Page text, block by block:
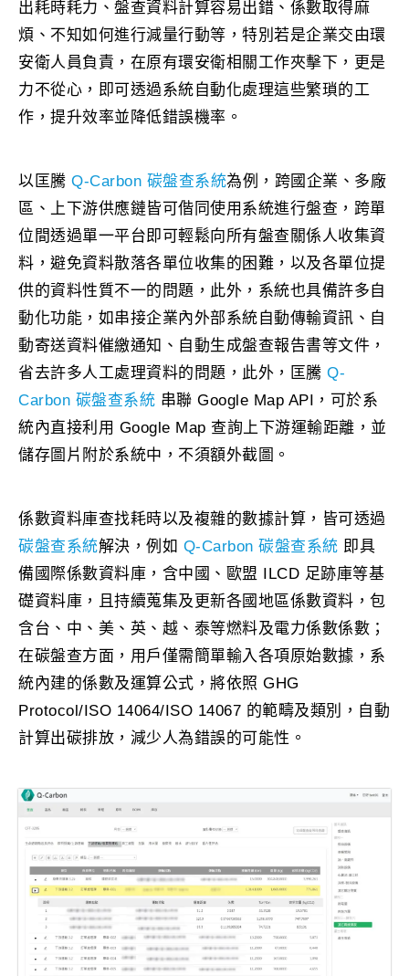
出耗時耗力、盤查資料計算容易出錯、係數取得麻
煩、不知如何進行減量行動等，特別若是企業交由環
安衛人員負責，在原有環安衛相關工作夾擊下，更是
力不從心，即可透過系統自動化處理這些繁瑣的工
作，提升效率並降低錯誤機率。
以匡騰 Q-Carbon 碳盤查系統為例，跨國企業、多廠
區、上下游供應鏈皆可偕同使用系統進行盤查，跨單
位間透過單一平台即可輕鬆向所有盤查關係人收集資
料，避免資料散落各單位收集的困難，以及各單位提
供的資料性質不一的問題，此外，系統也具備許多自
動化功能，如串接企業內外部系統自動傳輸資訊、自
動寄送資料催繳通知、自動生成盤查報告書等文件，
省去許多人工處理資料的問題，此外，匡騰 Q-
Carbon 碳盤查系統 串聯 Google Map API，可於系
統內直接利用 Google Map 查詢上下游運輸距離，並
儲存圖片附於系統中，不須額外截圖。
係數資料庫查找耗時以及複雜的數據計算，皆可透過
碳盤查系統解決，例如 Q-Carbon 碳盤查系統 即具
備國際係數資料庫，含中國、歐盟 ILCD 足跡庫等基
礎資料庫，且持續蒐集及更新各國地區係數資料，包
含台、中、美、英、越、泰等燃料及電力係數係數；
在碳盤查方面，用戶僅需簡單輸入各項原始數據，系
統內建的係數及運算公式，將依照 GHG
Protocol/ISO 14064/ISO 14067 的範疇及類別，自動
計算出碳排放，減少人為錯誤的可能性。